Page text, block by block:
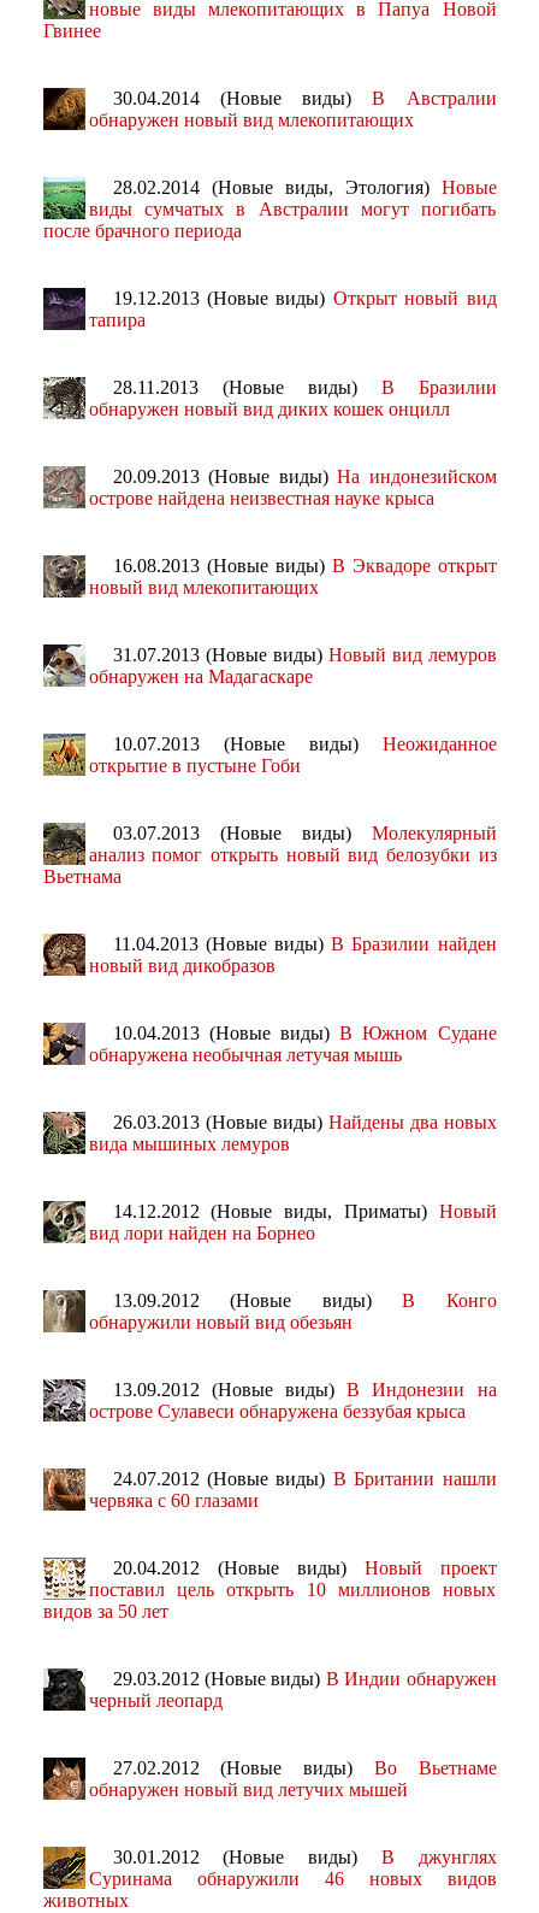
новые виды млекопитающих в Папуа Новой
Гвинее
30.04.2014 (Новые виды)В Австралии
обнаружен новый вид млекопитающих
28.02.2014 (Новые виды, Этология) Новые
виды сумчатых в Австралии могут погибать
после брачного периода
19.12.2013 (Новые виды) Открыт новый вид
тапира
28.11.2013 (Новые виды) В Бразилии
обнаружен новый вид диких кошек онцилл
20.09.2013 (Новые виды) На индонезийском
острове найдена неизвестная науке крыса
16.08.2013 (Новые виды) В Эквадоре открыт
новый вид млекопитающих
31.07.2013 (Новые виды) Новый вид лемуров
обнаружен на Мадагаскаре
10.07.2013 (Новые виды) Неожиданное
открытие в пустыне Гоби
03.07.2013 (Новые виды) Молекулярный
анализ помог открыть новый вид белозубки из
Вьетнама
11.04.2013 (Новые виды)В Бразилии найден
новый вид дикобразов
10.04.2013 (Новые виды)В Южном Судане
обнаружена необычная летучая мышь
26.03.2013 (Новые виды) Найдены два новых
вида мышиных лемуров
14.12.2012 (Новые виды, Приматы) Новый
вид лори найден на Борнео
13.09.2012 (Новые виды) В Конго
обнаружили новый вид обезьян
13.09.2012 (Новые виды)В Индонезии на
острове Сулавеси обнаружена беззубая крыса
24.07.2012 (Новые виды) В Британии нашли
червяка с 60 глазами
20.04.2012 (Новые виды) Новый проект
поставил цель открыть 10 миллионов новых
видов за 50 лет
29.03.2012 (Новые виды) В Индии обнаружен
черный леопард
27.02.2012 (Новые виды) Во Вьетнаме
обнаружен новый вид летучих мышей
30.01.2012 (Новые виды) В джунглях
Суринама обнаружили 46 новых видов
животных